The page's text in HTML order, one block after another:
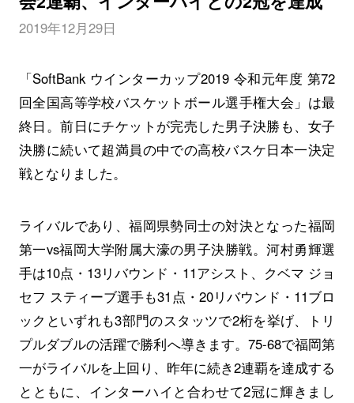
2019年12月29日
「SoftBank ウインターカップ2019 令和元年度 第72
回全国高等学校バスケットボール選手権大会」は最
終日。前日にチケットが完売した男子決勝も、女子
決勝に続いて超満員の中での高校バスケ日本一決定
戦となりました。
ライバルであり、福岡県勢同士の対決となった福岡
第一vs福岡大学附属大濠の男子決勝戦。河村勇輝選
手は10点・13リバウンド・11アシスト、クベマ ジョ
セフ スティーブ選手も31点・20リバウンド・11ブロ
ックといずれも3部門のスタッツで2桁を挙げ、トリ
プルダブルの活躍で勝利へ導きます。75-68で福岡第
一がライバルを上回り、昨年に続き2連覇を達成する
とともに、インターハイと合わせて2冠に輝きまし